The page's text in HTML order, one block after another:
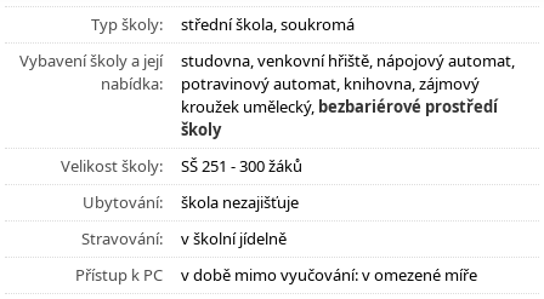
Typ školy:
střední škola, soukromá
Vybavení školy a její
nabídka:
studovna, venkovní hřiště, nápojový automat,
potravinový automat, knihovna, zájmový
kroužek umělecký, bezbariérové prostředí
školy
Velikost školy:
SŠ 251 - 300 žáků
Ubytování:
škola nezajišťuje
Stravování:
v školní jídelně
Přístup k PC
v době mimo vyučování: v omezené míře